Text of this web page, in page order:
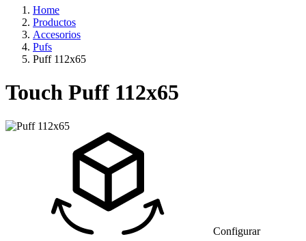
Home
Productos
Accesorios
Pufs
Puff 112x65
Touch Puff 112x65
Configurar